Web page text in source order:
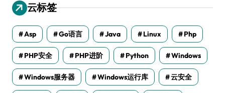
云标签
Asp Go语言 Java Linux Php
PHP安全 PHP进阶 Python Windows
Windows服务器 Windows运行库 云安全